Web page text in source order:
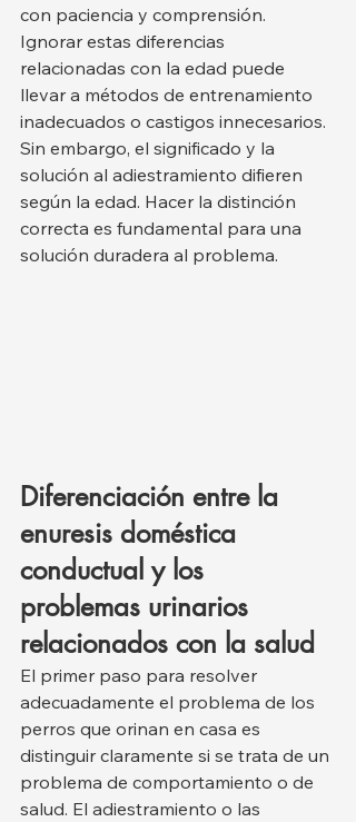
con paciencia y comprensión.
Ignorar estas diferencias
relacionadas con la edad puede
llevar a métodos de entrenamiento
inadecuados o castigos innecesarios.
Sin embargo, el significado y la
solución al adiestramiento difieren
según la edad. Hacer la distinción
correcta es fundamental para una
solución duradera al problema.
Diferenciación entre la
enuresis doméstica
conductual y los
problemas urinarios
relacionados con la salud
El primer paso para resolver
adecuadamente el problema de los
perros que orinan en casa es
distinguir claramente si se trata de un
problema de comportamiento o de
salud. El adiestramiento o las